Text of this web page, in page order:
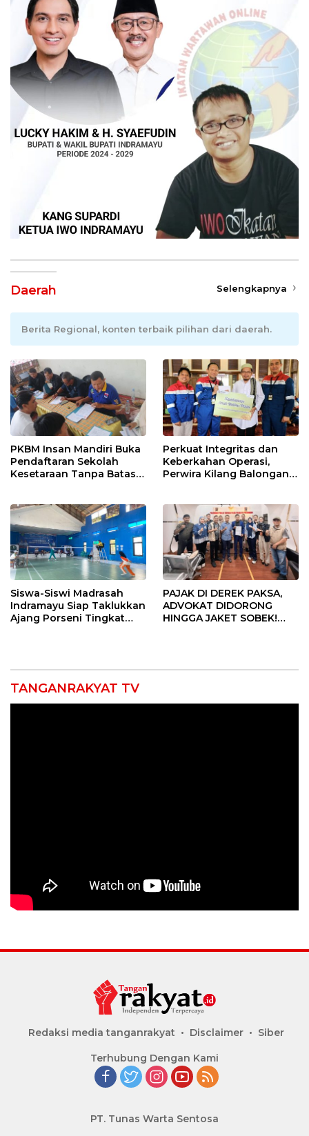
Daerah Selengkapnya
Berita Regional, konten terbaik pilihan dari daerah.
PKBM Insan Mandiri Buka
Pendaftaran Sekolah
Kesetaraan Tanpa Batas
Perkuat Integritas dan
Keberkahan Operasi,
Perwira Kilang Balongan
Siswa-Siswi Madrasah
Indramayu Siap Taklukkan
Ajang Porseni Tingkat
PAJAK DI DEREK PAKSA,
ADVOKAT DIDORONG
HINGGA JAKET SOBEK!
TANGANRAKYAT TV
Redaksi media tanganrakyat Disclaimer Siber
Terhubung Dengan Kami
PT. Tunas Warta Sentosa